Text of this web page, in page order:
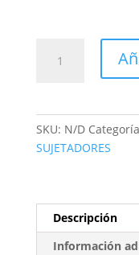
SKU: N/D
SUJETADORES
Descripción
Información